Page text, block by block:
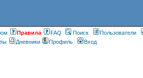
Правилa FAQ Поиск Пользователи
Дневники Профиль Вход